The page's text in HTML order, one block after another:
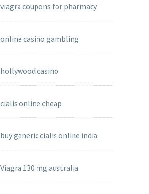
viagra coupons for pharmacy
online casino gambling
hollywood casino
cialis online cheap
buy generic cialis online india
Viagra 130 mg australia